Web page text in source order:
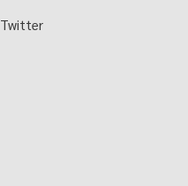
Twitter